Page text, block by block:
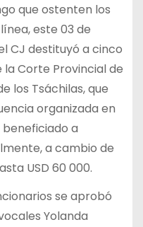
que ostenten los
este 03 de
CJ destituyó a cinco
Corte Provincial de
los Tsáchilas, que
organizada en
a
a cambio de
USD 60 000.
se aprobó
Yolanda